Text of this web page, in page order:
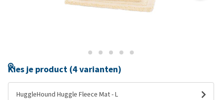
Kies je product (4 varianten)
HuggleHound Huggle Fleece Mat - L